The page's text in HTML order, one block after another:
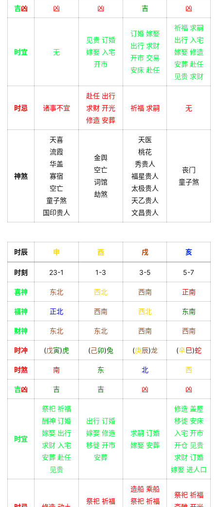
吉凶 凶 凶 吉 凶
时宜 无
见贵 订婚
嫁娶 入宅
开市
订婚 嫁娶
出行 求财
开市 交易
安床 赴任
祈福 求嗣
出行 入宅
嫁娶 修造
安葬 赴任
见贵 求财
时忌 诸事不宜
赴任 出行
求财 开光
修造 安葬
祈福 求嗣 无
神煞
天喜
流霞
华盖
寡宿
空亡
童子煞
国印贵人
金舆
空亡
词馆
劫煞
天医
桃花
秀贵人
福星贵人
太极贵人
天乙贵人
文昌贵人
丧门
童子煞
时辰 申 酉 戌 亥
时刻 23-1 1-3 3-5 5-7
喜神 东北 西北 西南 正南
福神 正北 西南 西北 东南
财神 东北 东北 西南 西南
时冲 (戊寅)虎 (己卯)兔 (庚辰)龙 (辛巳)蛇
时煞 南 东 北 西
吉凶 吉 吉 凶 凶
时宜
祭祀 祈福
酬神 订婚
嫁娶 出行
求财 入宅
安葬 赴任
见贵
出行 订婚
嫁娶 修造
移徙 开市
安葬
求嗣 订婚
嫁娶 安葬
修造 盖屋
移徙 安床
入宅 开市
开仓 见贵
求财 订婚
嫁娶 进人口
祭祀 祈福
造船 乘船
祭祀 祈福
祭祀 祈福